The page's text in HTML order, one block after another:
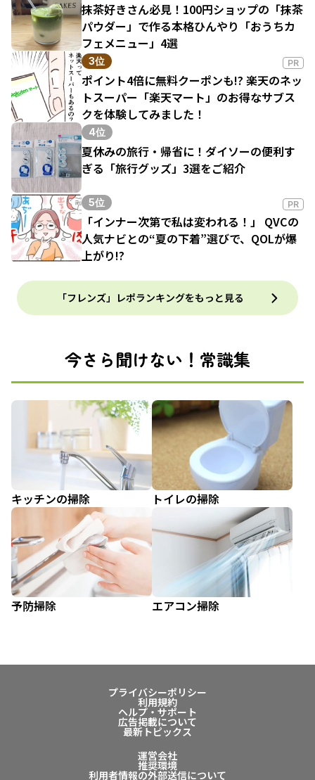
抹茶好きさん必見！100円ショップの「抹茶
パウダー」で作る本格ひんやり「おうちカ
フェメニュー」4選
3位 PR
ポイント4倍に無料クーポンも!? 楽天のネッ
トスーパー「楽天マート」のお得なサブス
クを体験してみました！
4位
夏休みの旅行・帰省に！ダイソーの便利す
ぎる「旅行グッズ」3選をご紹介
5位 PR
「インナー次第で私は変われる！」 QVCの
人気ナビとの“夏の下着”選びで、QOLが爆
上がり!?
「フレンズ」レポランキングをもっと見る
今さら聞けない！常識集
キッチンの掃除 トイレの掃除
予防掃除 エアコン掃除
プライバシーポリシー
利用規約
ヘルプ・サポート
広告掲載について
最新トピックス
運営会社
推奨環境
利用者情報の外部送信について